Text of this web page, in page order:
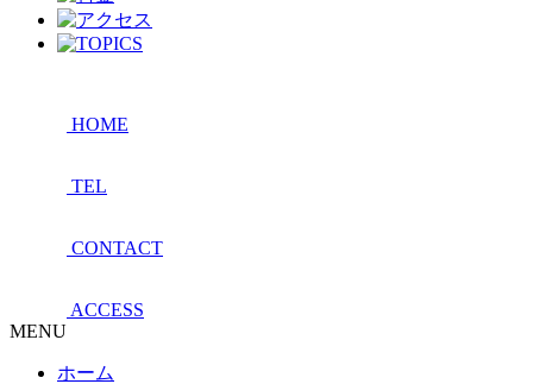
HOME
TEL
CONTACT
ACCESS
MENU
ホーム